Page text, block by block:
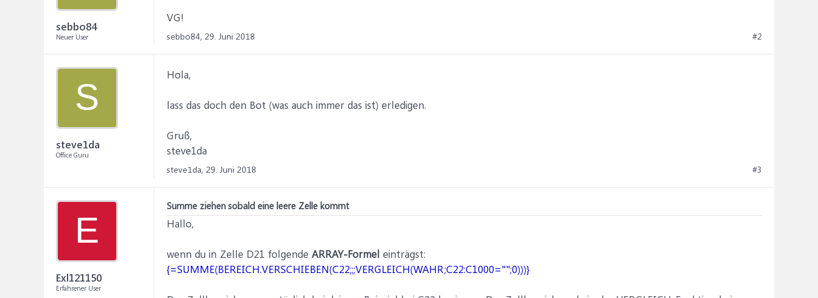
sebbo84
Neuer User
VG!
sebbo84, 29. Juni 2018 #2
S
steve1da
Office Guru
Hola,
lass das doch den Bot (was auch immer das ist) erledigen.
Gruß,
steve1da
steve1da, 29. Juni 2018 #3
E
Exl121150
Erfahrener User
Summe ziehen sobald eine leere Zelle kommt
Hallo,
wenn du in Zelle D21 folgende ARRAY-Formel einträgst:
{=SUMME(BEREICH.VERSCHIEBEN(C22;;;VERGLEICH(WAHR;C22:C1000="";0)))}